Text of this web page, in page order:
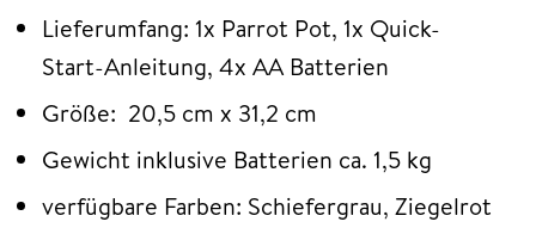
Lieferumfang: 1x Parrot Pot, 1x Quick-
Start-Anleitung, 4x AA Batterien
Größe: 20,5 cm x 31,2 cm
Gewicht inklusive Batterien ca. 1,5 kg
verfügbare Farben: Schiefergrau, Ziegelrot